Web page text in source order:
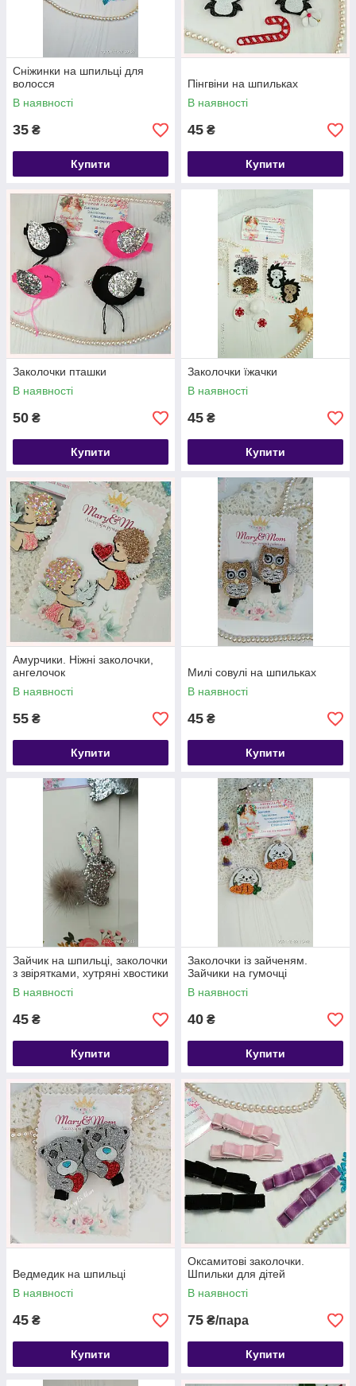
Сніжинки на шпильці для
волосся
В наявності
35 ₴
Купити
Пінгвіни на шпильках
В наявності
45 ₴
Купити
Заколочки пташки
В наявності
50 ₴
Купити
Заколочки їжачки
В наявності
45 ₴
Купити
Амурчики. Ніжні заколочки,
ангелочок
В наявності
55 ₴
Купити
Милі совулі на шпильках
В наявності
45 ₴
Купити
Зайчик на шпильці, заколочки
з звірятками, хутряні хвостики
В наявності
45 ₴
Купити
Заколочки із зайченям.
Зайчики на гумочці
В наявності
40 ₴
Купити
Ведмедик на шпильці
В наявності
45 ₴
Купити
Оксамитові заколочки.
Шпильки для дітей
В наявності
75 ₴/пара
Купити